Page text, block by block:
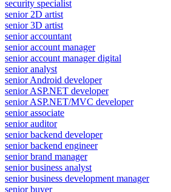
security specialist
senior 2D artist
senior 3D artist
senior accountant
senior account manager
senior account manager digital
senior analyst
senior Android developer
senior ASP.NET developer
senior ASP.NET/MVC developer
senior associate
senior auditor
senior backend developer
senior backend engineer
senior brand manager
senior business analyst
senior business development manager
senior buyer